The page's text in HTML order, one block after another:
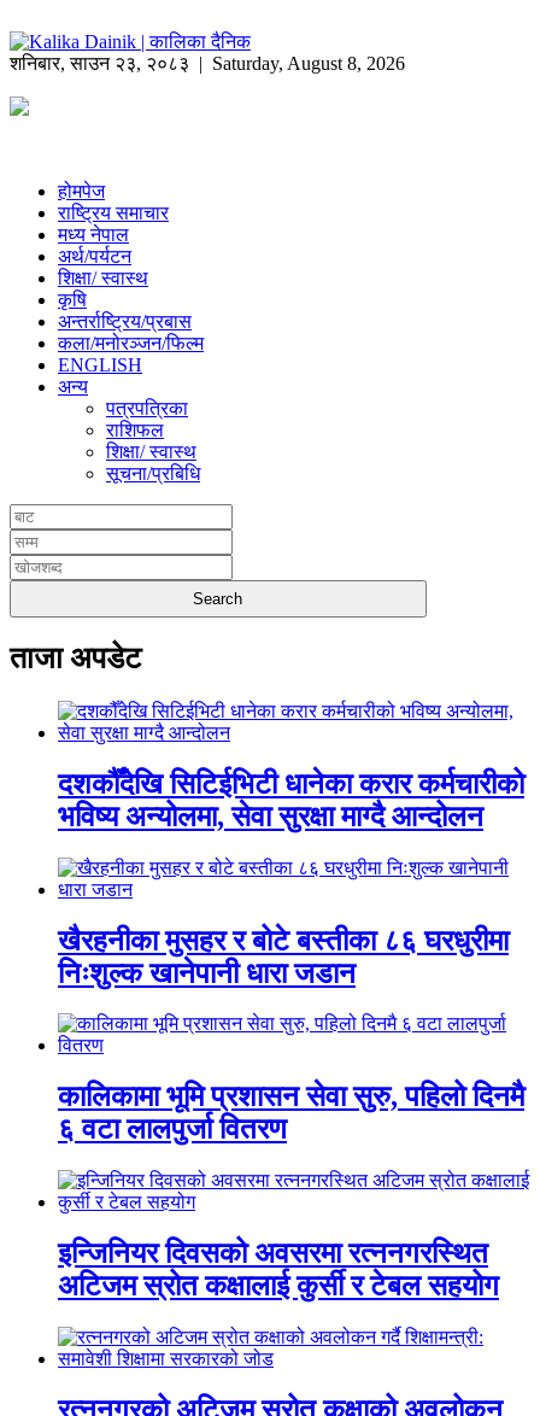
शनिबार,साउन २३, २०८३ | Saturday, August 8, 2026
होमपेज
राष्ट्रिय समाचार
मध्य नेपाल
अर्थ/पर्यटन
शिक्षा/ स्वास्थ
कृषि
अन्तर्राष्ट्रिय/प्रबास
कला/मनोरञ्जन/फिल्म
ENGLISH
अन्य
पत्रपत्रिका
राशिफल
शिक्षा/ स्वास्थ
सूचना/प्रबिधि
ताजा अपडेट
दशकौँदेखि सिटिईभिटी धानेका करार कर्मचारीको
भविष्य अन्योलमा, सेवा सुरक्षा माग्दै आन्दोलन
खैरहनीका मुसहर र बोटे बस्तीका ८६ घरधुरीमा
निःशुल्क खानेपानी धारा जडान
कालिकामा भूमि प्रशासन सेवा सुरु, पहिलो दिनमै
६ वटा लालपुर्जा वितरण
इन्जिनियर दिवसको अवसरमा रत्ननगरस्थित
अटिजम स्रोत कक्षालाई कुर्सी र टेबल सहयोग